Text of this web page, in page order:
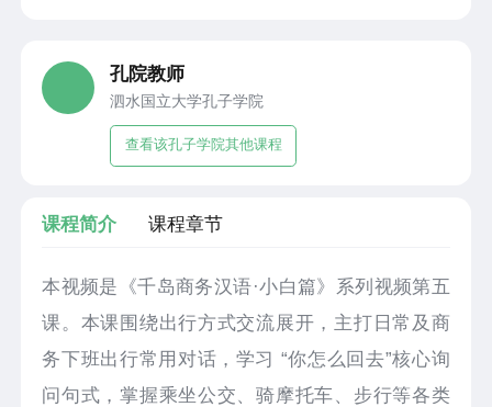
孔院教师
泗水国立大学孔子学院
查看该孔子学院其他课程
课程简介 课程章节
本视频是《千岛商务汉语·小白篇》系列视频第五
课。本课围绕出行方式交流展开，主打日常及商
务下班出行常用对话，学习 “你怎么回去”核心询
问句式，掌握乘坐公交、骑摩托车、步行等各类